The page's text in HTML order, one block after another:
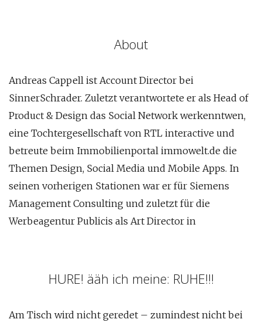
About
Andreas Cappell ist Account Director bei
SinnerSchrader. Zuletzt verantwortete er als Head of
Product & Design das Social Network werkenntwen,
eine Tochtergesellschaft von RTL interactive und
betreute beim Immobilienportal immowelt.de die
Themen Design, Social Media und Mobile Apps. In
seinen vorherigen Stationen war er für Siemens
Management Consulting und zuletzt für die
Werbeagentur Publicis als Art Director in
HURE! ääh ich meine: RUHE!!!
Am Tisch wird nicht geredet – zumindest nicht bei